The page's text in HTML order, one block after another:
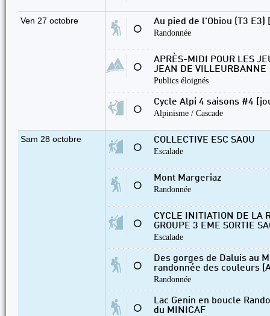
Ven 27 octobre
⚪
Au pied de l'Obiou (T3 E3)
Randonnée
⚪
APRÈS-MIDI POUR LES
JEAN DE VILLEURBANNE
Publics éloignés
⚪
Cycle Alpi 4 saisons #4
Alpinisme / Cascade
Sam 28 octobre
⚪
COLLECTIVE ESC SAOU
Escalade
⚪
Mont Margeriaz
Randonnée
⚪
CYCLE INITIATION DE LA
GROUPE 3 EME SORTIE
Escalade
⚪
Des gorges de Daluis au
randonnée des couleurs
Randonnée
⚪
Lac Genin en boucle
du MINICAF